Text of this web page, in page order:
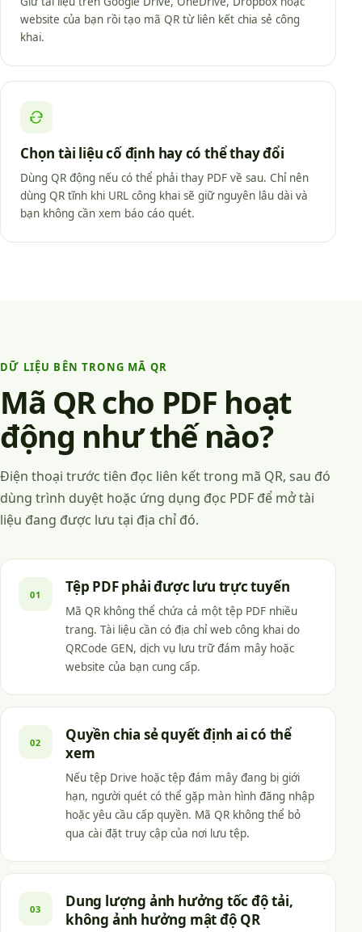
website của bạn rồi tạo mã QR từ liên kết chia sẻ công
khai.
Chọn tài liệu cố định hay có thể thay đổi
Dùng QR động nếu có thể phải thay PDF về sau. Chỉ nên
dùng QR tĩnh khi URL công khai sẽ giữ nguyên lâu dài và
bạn không cần xem báo cáo quét.
DỮ LIỆU BÊN TRONG MÃ QR
Mã QR cho PDF hoạt
động như thế nào?
Điện thoại trước tiên đọc liên kết trong mã QR, sau đó
dùng trình duyệt hoặc ứng dụng đọc PDF để mở tài
liệu đang được lưu tại địa chỉ đó.
01 Tệp PDF phải được lưu trực tuyến
Mã QR không thể chứa cả một tệp PDF nhiều
trang. Tài liệu cần có địa chỉ web công khai do
QRCode GEN, dịch vụ lưu trữ đám mây hoặc
website của bạn cung cấp.
02
Quyền chia sẻ quyết định ai có thể
xem
Nếu tệp Drive hoặc tệp đám mây đang bị giới
hạn, người quét có thể gặp màn hình đăng nhập
hoặc yêu cầu cấp quyền. Mã QR không thể bỏ
qua cài đặt truy cập của nơi lưu tệp.
03
Dung lượng ảnh hưởng tốc độ tải,
không ảnh hưởng mật độ QR